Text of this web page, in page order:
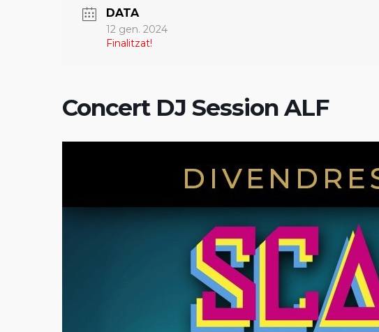
DATA
12 gen. 2024
Finalitzat!
Concert DJ Session ALF